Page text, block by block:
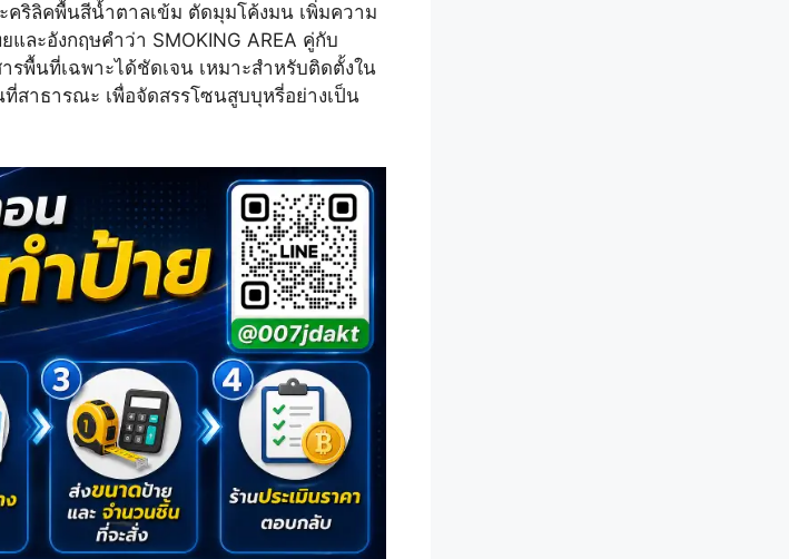
ริลิคพื้นสีน้ำตาลเข้ม ตัดมุมโค้งมน เพิ่มความ
ละอังกฤษคำว่า SMOKING AREA คู่กับ
พื้นที่เฉพาะได้ชัดเจน เหมาะสำหรับติดตั้งใน
สาธารณะ เพื่อจัดสรรโซนสูบบุหรี่อย่างเป็น